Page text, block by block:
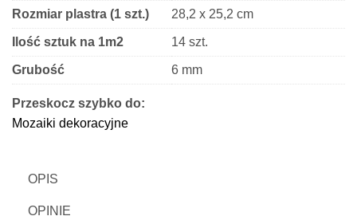
Rozmiar plastra (1 szt.) 28,2 x 25,2 cm
Ilość sztuk na 1m2 14 szt.
Grubość 6 mm
Wykończenie
Kształt kostki
Przeskocz szybko do:
Mozaiki dekoracyjne
OPIS
OPINIE